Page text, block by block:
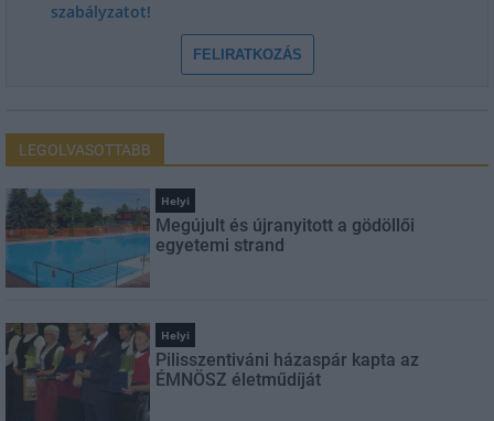
szabályzatot!
FELIRATKOZÁS
LEGOLVASOTTABB
Helyi
Megújult és újranyitott a gödöllői
egyetemi strand
Helyi
Pilisszentiváni házaspár kapta az
ÉMNÖSZ életműdíját